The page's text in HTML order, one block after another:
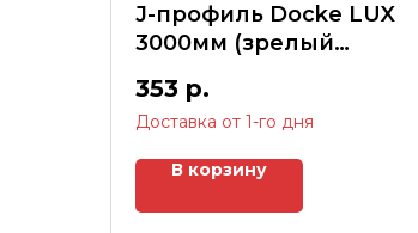
J-профиль Docke LUX
3000мм (зрелый
Доставка от 1-го дня
353 р.
В корзину